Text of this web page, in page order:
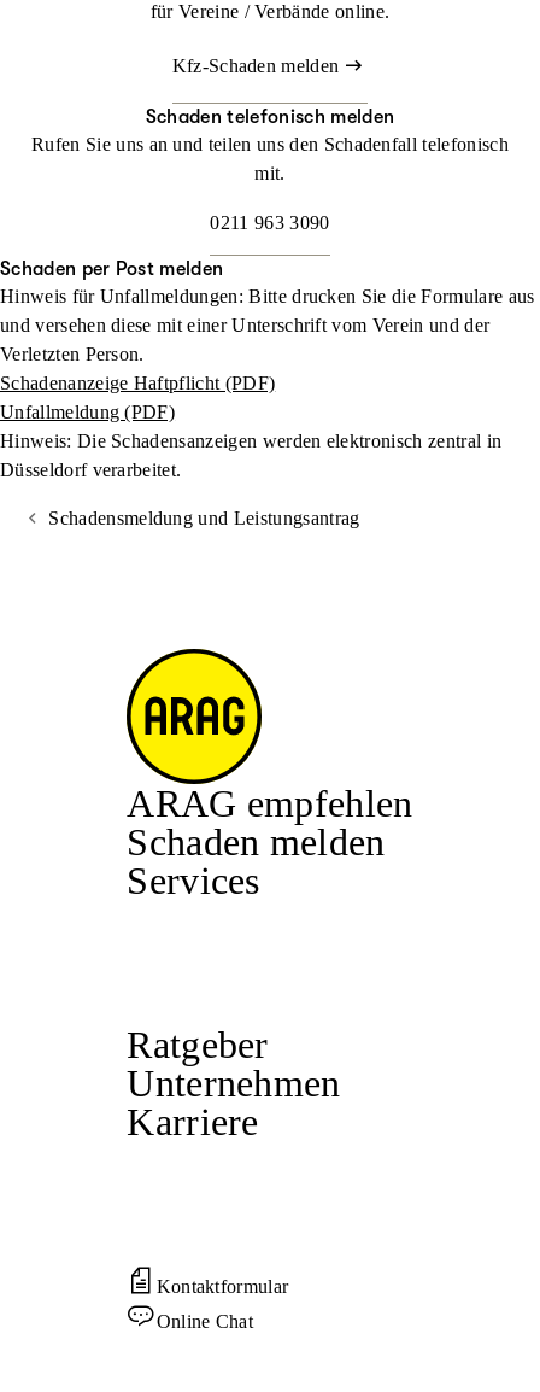
für Vereine / Verbände online.
Kfz-Schaden melden
Schaden telefonisch melden
Rufen Sie uns an und teilen uns den Schadenfall telefonisch
mit.
0211 963 3090
Schaden per Post melden
Hinweis für Unfallmeldungen: Bitte drucken Sie die Formulare aus
und versehen diese mit einer Unterschrift vom Verein und der
Verletzten Person.
Schadenanzeige Haftpflicht (PDF)
Unfallmeldung (PDF)
Hinweis: Die Schadensanzeigen werden elektronisch zentral in
Düsseldorf verarbeitet.
Schadensmeldung und Leistungsantrag
ARAG empfehlen
Schaden melden
Services
Ratgeber
Unternehmen
Karriere
Kontaktformular
Online Chat